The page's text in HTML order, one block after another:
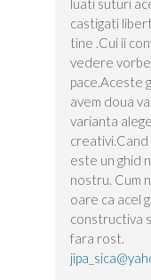
luati suturi
castigati
tine .Cui ii
vedere
pace.Aceste
avem doua
varianta
creativi.Cand
este un ghid
nostru. Cum
oare ca acel
constructiva
fara rost.